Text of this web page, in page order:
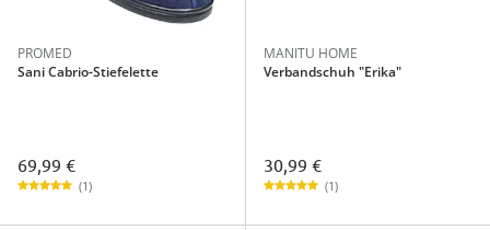
PROMED
Sani Cabrio-Stiefelette
69,99 €
(1)
MANITU HOME
Verbandschuh "Erika"
30,99 €
(1)